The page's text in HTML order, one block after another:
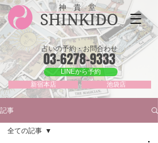
神 貴 堂
SHINKIDO
占いの予約・お問合わせ
03-6278-9333
LINEから予約
新宿本店 池袋店
記事
全ての記事